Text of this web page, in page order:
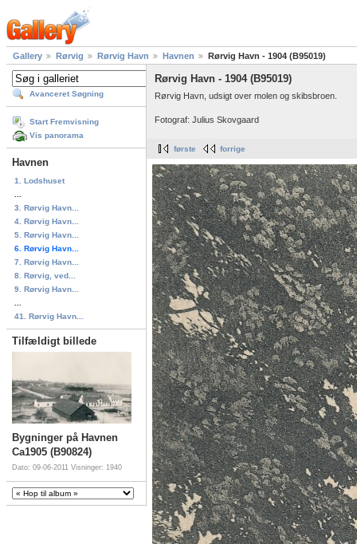
Gallery Rørvig Rørvig Havn Havnen Rørvig Havn - 1904 (B95019)
Avanceret Søgning
Start Fremvisning
Vis panorama
Havnen
1. Lodshuset
3. Rørvig Havn...
4. Rørvig Havn...
5. Rørvig Havn...
6. Rørvig Havn...
7. Rørvig Havn...
8. Rørvig, ved...
9. Rørvig Havn...
41. Rørvig Havn...
Tilfældigt billede
Bygninger på Havnen
Ca1905 (B90824)
Dato: 09-06-2011 Visninger: 1940
Rørvig Havn - 1904 (B95019)
Rørvig Havn, udsigt over molen og skibsbroen.
Fotograf: Julius Skovgaard
første forrige